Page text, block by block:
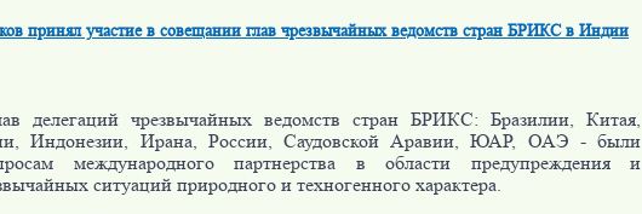
принял участие в совещании глав чрезвычайных ведомств стран БРИКС в Индии
делегаций чрезвычайных ведомств стран БРИКС: Бразилии, Китая,
Индонезии, Ирана, России, Саудовской Аравии, ЮАР, ОАЭ - были
международного партнерства в области предупреждения и
ситуаций природного и техногенного характера.